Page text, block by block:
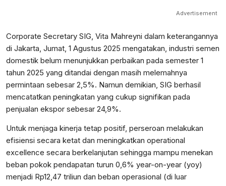
Advertisement
Corporate Secretary SIG, Vita Mahreyni dalam keterangannya
di Jakarta, Jumat, 1 Agustus 2025 mengatakan, industri semen
domestik belum menunjukkan perbaikan pada semester 1
tahun 2025 yang ditandai dengan masih melemahnya
permintaan sebesar 2,5%. Namun demikian, SIG berhasil
mencatatkan peningkatan yang cukup signifikan pada
penjualan ekspor sebesar 24,9%.
Untuk menjaga kinerja tetap positif, perseroan melakukan
efisiensi secara ketat dan meningkatkan operational
excellence secara berkelanjutan sehingga mampu menekan
beban pokok pendapatan turun 0,6% year-on-year (yoy)
menjadi Rp12,47 triliun dan beban operasional (di luar